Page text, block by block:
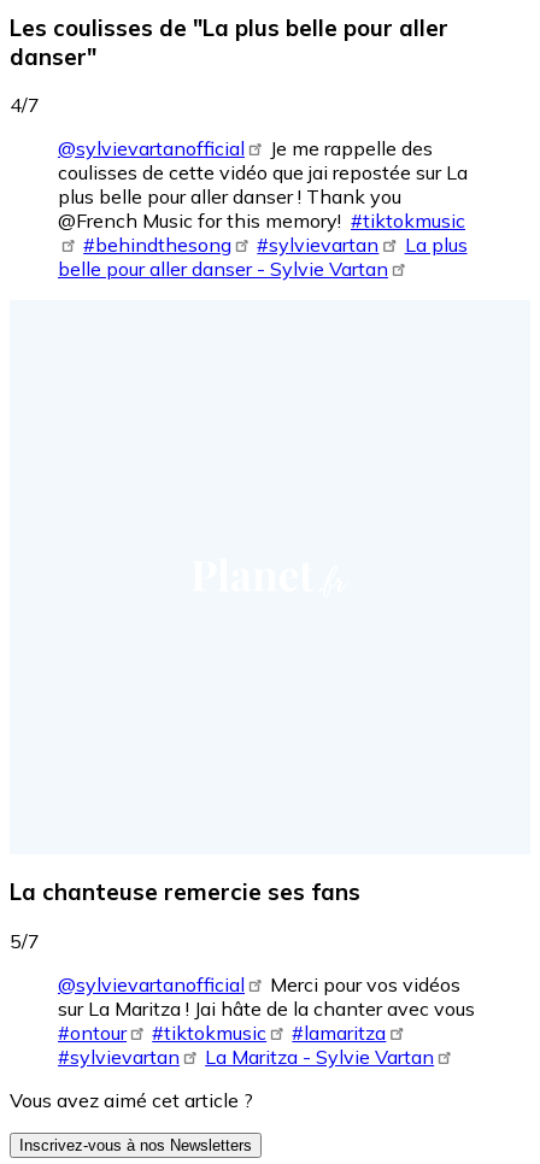
Les coulisses de "La plus belle pour aller
danser"
4/7
@sylvievartanofficial
Je me rappelle des
coulisses de cette vidéo que jai repostée sur La
plus belle pour aller danser ! Thank you
@French Music for this memory! ️ #tiktokmusic
#behindthesong
#sylvievartan
La plus
belle pour aller danser - Sylvie Vartan
La chanteuse remercie ses fans
5/7
@sylvievartanofficial
Merci pour vos vidéos
sur La Maritza ! Jai hâte de la chanter avec vous
#ontour
#tiktokmusic
#lamaritza
#sylvievartan
La Maritza - Sylvie Vartan
Vous avez aimé cet article ?
Inscrivez-vous à nos Newsletters